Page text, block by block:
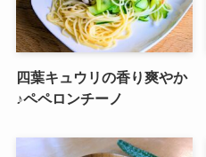
四葉キュウリの香り爽やか
♪ペペロンチーノ